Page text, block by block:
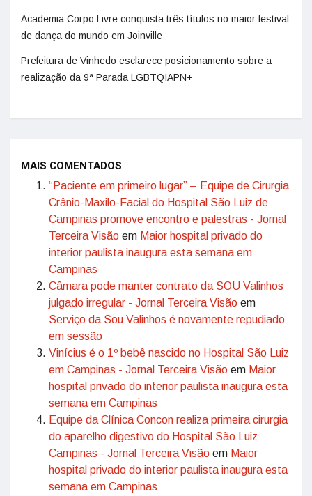
Academia Corpo Livre conquista três títulos no maior festival
de dança do mundo em Joinville
Prefeitura de Vinhedo esclarece posicionamento sobre a
realização da 9ª Parada LGBTQIAPN+
MAIS COMENTADOS
“Paciente em primeiro lugar” – Equipe de Cirurgia
Crânio-Maxilo-Facial do Hospital São Luiz de
Campinas promove encontro e palestras - Jornal
Terceira Visão em Maior hospital privado do
interior paulista inaugura esta semana em
Campinas
Câmara pode manter contrato da SOU Valinhos
julgado irregular - Jornal Terceira Visão em
Serviço da Sou Valinhos é novamente repudiado
em sessão
Vinícius é o 1º bebê nascido no Hospital São Luiz
em Campinas - Jornal Terceira Visão em Maior
hospital privado do interior paulista inaugura esta
semana em Campinas
Equipe da Clínica Concon realiza primeira cirurgia
do aparelho digestivo do Hospital São Luiz
Campinas - Jornal Terceira Visão em Maior
hospital privado do interior paulista inaugura esta
semana em Campinas